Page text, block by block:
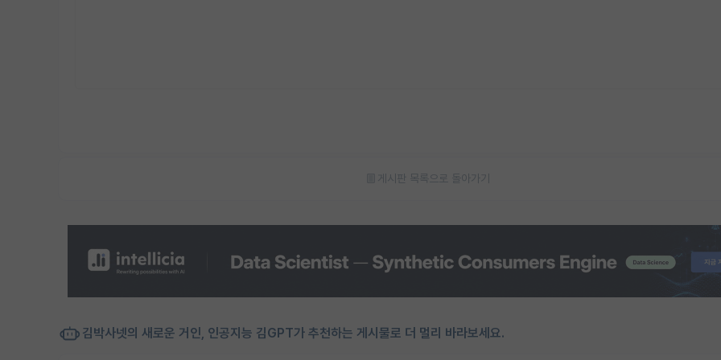
게시판 목록으로 돌아가기
김박사넷의 새로운 거인, 인공지능 김GPT가 추천하는 게시물로 더 멀리 바라보세요.